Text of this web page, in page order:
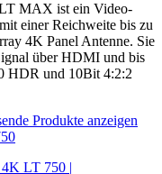
MAX ist ein Video-
einer Reichweite bis zu
4K Panel Antenne. Sie
über HDMI und bis
HDR und 10Bit 4:2:2
Produkte anzeigen